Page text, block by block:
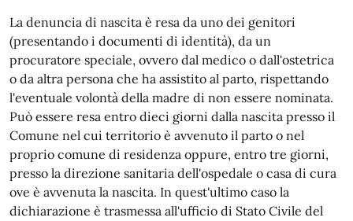
La denuncia di nascita è resa da uno dei genitori
(presentando i documenti di identità), da un
procuratore speciale, ovvero dal medico o dall'ostetrica
o da altra persona che ha assistito al parto, rispettando
l'eventuale volontà della madre di non essere nominata.
Può essere resa entro dieci giorni dalla nascita presso il
Comune nel cui territorio è avvenuto il parto o nel
proprio comune di residenza oppure, entro tre giorni,
presso la direzione sanitaria dell'ospedale o casa di cura
ove è avvenuta la nascita. In quest'ultimo caso la
dichiarazione è trasmessa all'ufficio di Stato Civile del